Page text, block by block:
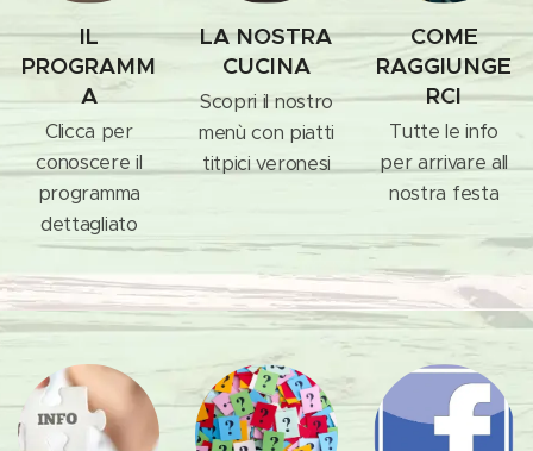
IL
PROGRAMM
A
Clicca per
conoscere il
programma
dettagliato
LA NOSTRA
CUCINA
Scopri il nostro
menù con piatti
titpici veronesi
COME
RAGGIUNGE
RCI
Tutte le info
per arrivare all
nostra festa